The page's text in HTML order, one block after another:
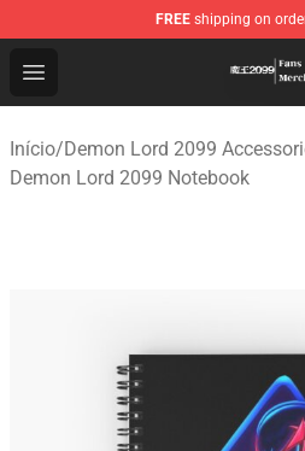
FREE shipping on
Open menu
Demon Lord 2099 Store -
Início/Demon Lord 2099
Demon Lord 2099 Notebook